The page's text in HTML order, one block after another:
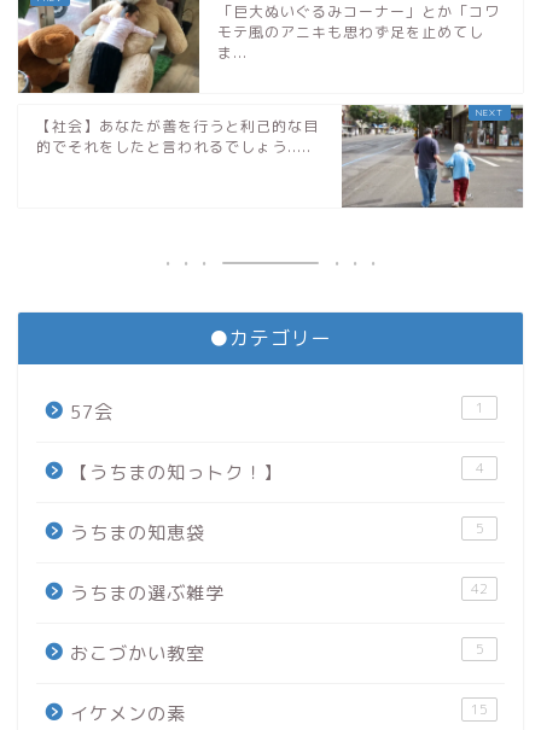
「巨大ぬいぐるみコーナー」とか「コワ
モテ風のアニキも思わず足を止めてし
ま...
【社会】あなたが善を行うと利己的な目
的でそれをしたと言われるでしょう.....
●カテゴリー
57会 1
【うちまの知っトク！】 4
うちまの知恵袋 5
うちまの選ぶ雑学 42
おこづかい教室 5
イケメンの素 15